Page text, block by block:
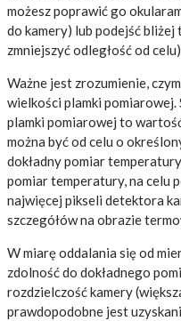
możesz poprawić go
do kamery) lub podejść
zmniejszyć odległość od
Ważne jest zrozumienie,
wielkości plamki
plamki pomiarowej to
można być od celu o
dokładny pomiar
pomiar temperatury, na celu
najwięcej pikseli detektora
szczegółów na obrazie
W miarę oddalania się od
zdolność do dokładnego
rozdzielczość kamery
prawdopodobne jest